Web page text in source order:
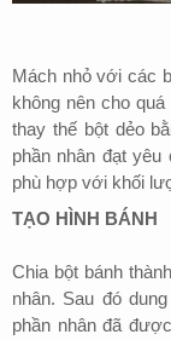
Mách nhỏ với các
không nên cho
thay thế bột dẻo
phần nhân đạt
phù hợp với khối
TẠO HÌNH BÁNH
Chia bột bánh
nhân. Sau đó
phần nhân đã